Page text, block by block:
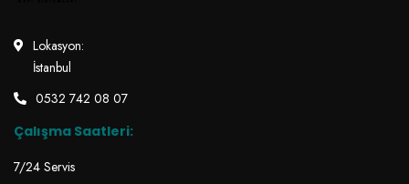
Lokasyon:
İstanbul
0532 742 08 07
Çalışma Saatleri:
7/24 Servis